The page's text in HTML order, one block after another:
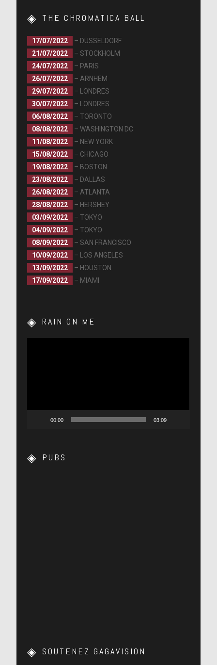
THE CHROMATICA BALL
17/07/2022
– DÜSSELDORF
21/07/2022
– STOCKHOLM
24/07/2022
– PARIS
26/07/2022
– ARNHEM
29/07/2022
– LONDRES
30/07/2022
– LONDRES
06/08/2022
– TORONTO
08/08/2022
– WASHINGTON DC
11/08/2022
– NEW YORK
15/08/2022
– CHICAGO
19/08/2022
– BOSTON
23/08/2022
– DALLAS
26/08/2022
– ATLANTA
28/08/2022
– HERSHEY
03/09/2022
– TOKYO
04/09/2022
– TOKYO
08/09/2022
– SAN FRANCISCO
10/09/2022
– LOS ANGELES
13/09/2022
– HOUSTON
17/09/2022
– MIAMI
RAIN ON ME
00:00 03:09
PUBS
SOUTENEZ GAGAVISION